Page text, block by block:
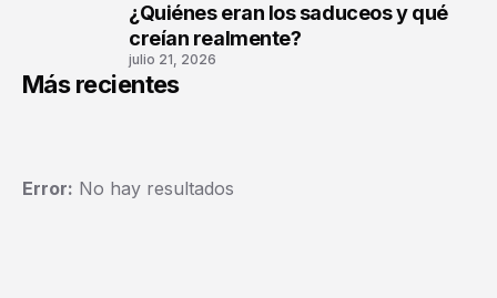
¿Quiénes eran los saduceos y qué
creían realmente?
julio 21, 2026
Más recientes
Error: No hay resultados